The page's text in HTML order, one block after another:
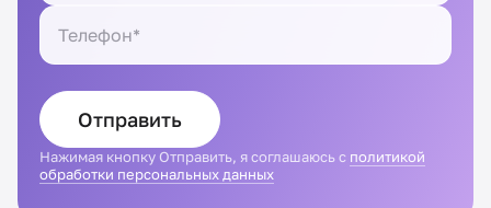
Отправить
Нажимая кнопку Отправить, я соглашаюсь с политикой
обработки персональных данных